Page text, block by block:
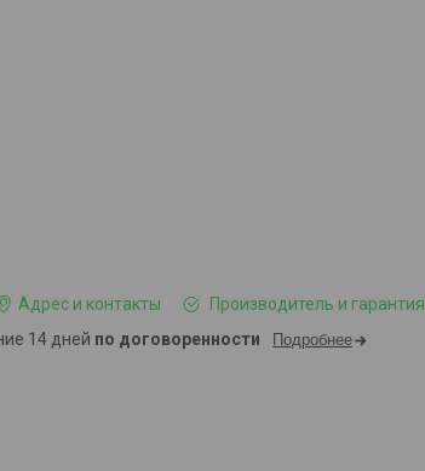
Адрес и контакты
Производитель и гарантия
14 дней по договоренности Подробнее